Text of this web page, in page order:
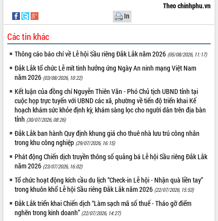
cách mạng
Rà soát, hoàn thiện hệ thống thiết chế
văn hóa, thể thao đáp ứng yêu cầu
phát triển mới
Thường trực HĐND tỉnh Đắk Lắk gặp
mặt Đoàn chuyên gia y tế TP. Hồ Chí
Minh
Lễ truy điệu và an táng hài cốt liệt sĩ
tại Nghĩa trang Liệt sĩ xã Sơn Hòa
Bàn giải pháp tháo gỡ khó khăn trong
xuất khẩu sầu riêng và triển khai quy
định EUDR
Thứ trưởng Bộ Nông nghiệp và Môi
trường Nguyễn Hoàng Hiệp khảo sát
vùng trồng và doanh nghiệp đóng gói
sầu riêng tại Đắk Lắk
Trình diễn nghệ thuật chế biến các
món ăn từ sầu riêng
Đắk Lắk công bố Quy hoạch và xúc
tiến đầu tư tỉnh
LIÊN KẾT WEB
THỐNG KÊ TRUY CẬP
Hôm nay: 27821
Tất cả: 66073144
Theo chinhphu.vn
In
Các tin khác
Thông cáo báo chí về Lễ hội Sầu riêng Đắk Lắk năm 2026 (05/08/2026, 11:17)
Đắk Lắk tổ chức Lễ mít tinh hưởng ứng Ngày An ninh mạng Việt Nam
năm 2026 (03/08/2026, 10:22)
Kết luận của đồng chí Nguyễn Thiên Văn - Phó Chủ tịch UBND tỉnh tại
cuộc họp trực tuyến với UBND các xã, phường về tiến độ triển khai Kế
hoạch khám sức khỏe định kỳ, khám sàng lọc cho người dân trên địa bàn
tỉnh (30/07/2026, 08:26)
Đắk Lắk ban hành Quy định khung giá cho thuê nhà lưu trú công nhân
trong khu công nghiệp (29/07/2026, 16:15)
Phát động Chiến dịch truyền thông số quảng bá Lễ hội Sầu riêng Đắk Lắk
năm 2026 (23/07/2026, 16:02)
Tổ chức hoạt động kích cầu du lịch “Check-in Lễ hội - Nhận quà liền tay”
trong khuôn khổ Lễ hội Sầu riêng Đắk Lắk năm 2026 (22/07/2026, 15:53)
Đắk Lắk triển khai Chiến dịch “Làm sạch mã số thuế - Tháo gỡ điểm
nghẽn trong kinh doanh” (22/07/2026, 14:27)